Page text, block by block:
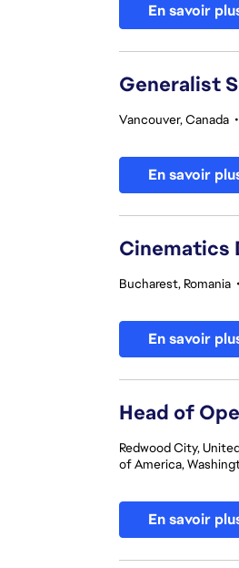
En savoir
Generalist
Vancouver, Canada •
En savoir
Cinematics
Bucharest, Romania •
En savoir
Head of
Redwood City,
of America,
En savoir